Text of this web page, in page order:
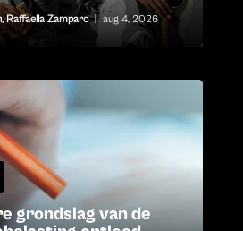
,Raffaella Zamparo | aug 4, 2026
grondslag van de